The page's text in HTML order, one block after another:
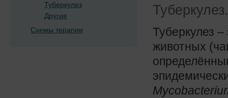
Туберкулез
животных
Туберкулез
Другие
Схемы терапии